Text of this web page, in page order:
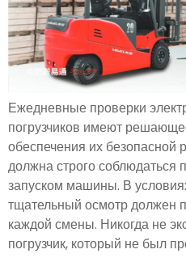
Ежедневные проверки
погрузчиков имеют
обеспечения их безопасной
должна строго
запуском машины. В
тщательный осмотр должен
каждой смены. Никогда не
погрузчик, который не был